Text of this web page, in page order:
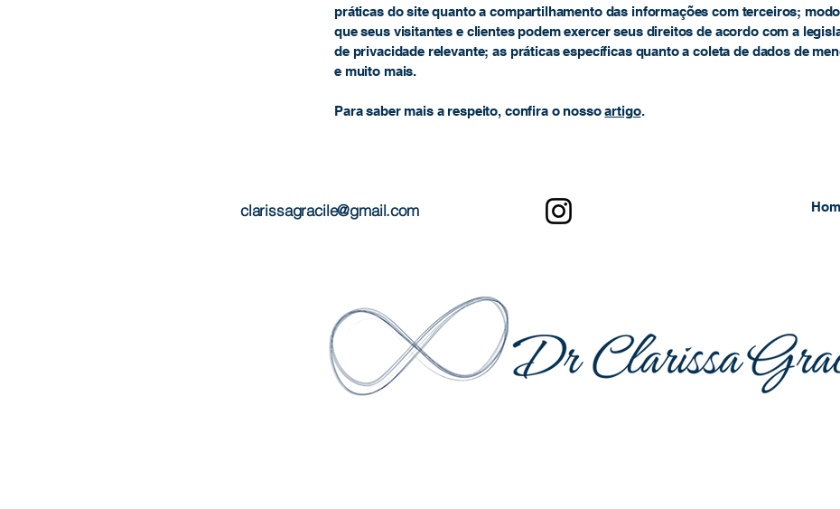
práticas do site quanto a compartilhamento das informações com terceiros;
que seus visitantes e clientes podem exercer seus direitos de acordo com a
de privacidade relevante; as práticas específicas quanto a coleta de dados de
e muito mais.
Para saber mais a respeito, confira o nossoartigo.
clarissagracile@gmail.com